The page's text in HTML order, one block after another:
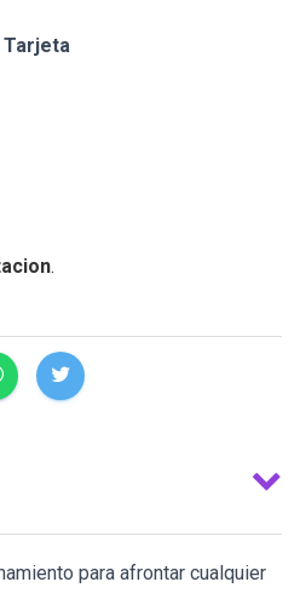
Tarjeta
.
para afrontar cualquier